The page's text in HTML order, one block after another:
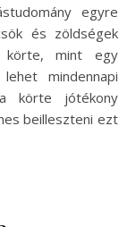
egyre
és zöldségek
körte, mint egy
mindennapi
körte jótékony
beilleszteni ezt